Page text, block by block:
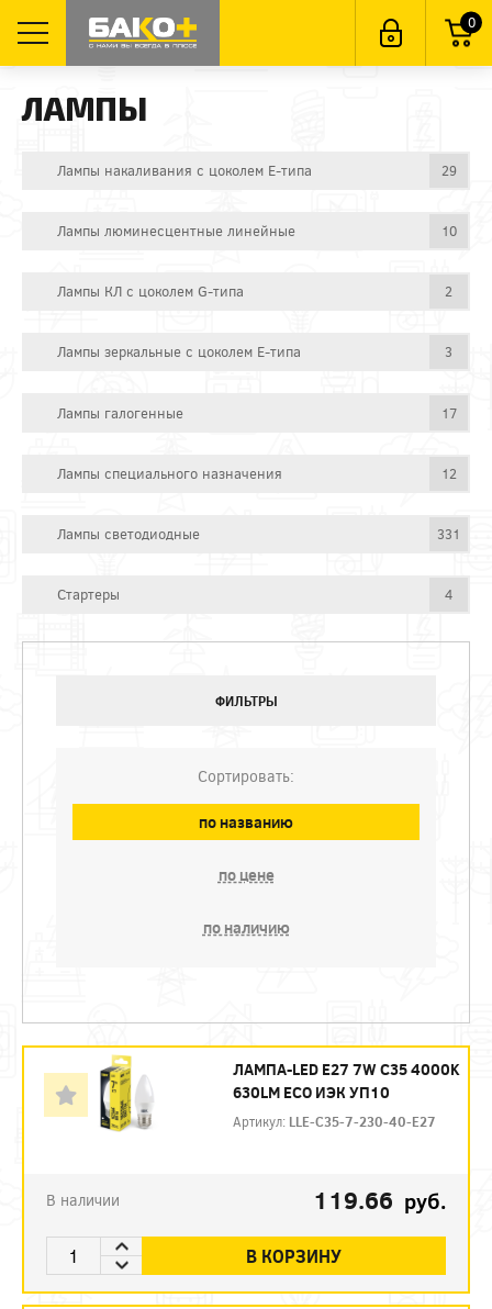
0
ЛАМПЫ
Лампы накаливания с цоколем E-типа 29
Лампы люминесцентные линейные 10
Лампы КЛ с цоколем G-типа 2
Лампы зеркальные с цоколем E-типа 3
Лампы галогенные 17
Лампы специального назначения 12
Лампы светодиодные 331
Стартеры 4
ФИЛЬТРЫ
Сортировать:
по названию
по цене
по наличию
ЛАМПА-LED E27 7W C35 4000K
630LM ECO ИЭК УП10
Артикул: LLE-C35-7-230-40-E27
В наличии 119.66 руб.
В КОРЗИНУ